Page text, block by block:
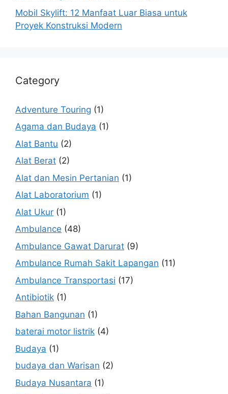
Mobil Skylift: 12 Manfaat Luar Biasa untuk
Proyek Konstruksi Modern
Category
Adventure Touring (1)
Agama dan Budaya (1)
Alat Bantu (2)
Alat Berat (2)
Alat dan Mesin Pertanian (1)
Alat Laboratorium (1)
Alat Ukur (1)
Ambulance (48)
Ambulance Gawat Darurat (9)
Ambulance Rumah Sakit Lapangan (11)
Ambulance Transportasi (17)
Antibiotik (1)
Bahan Bangunan (1)
baterai motor listrik (4)
Budaya (1)
budaya dan Warisan (2)
Budaya Nusantara (1)